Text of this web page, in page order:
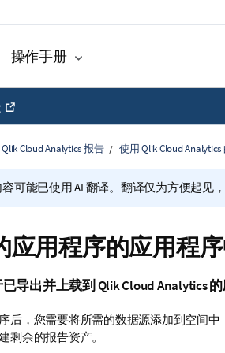
操作手册
Cloud Analytics 报告 使用 Qlik Cloud
可能已使用 AI 翻译。翻译仅为方便起见
应用程序的应用程
导出并上载到 Qlik Cloud Analytics的
后，您需要将所需的数据源添加到空间
剩余的报告资产。